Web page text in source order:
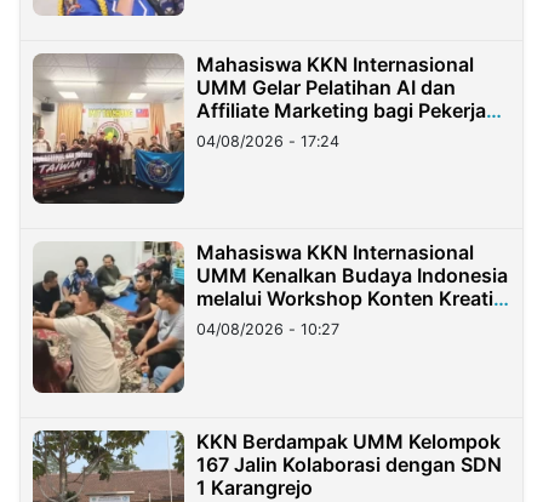
Mahasiswa KKN Internasional
UMM Gelar Pelatihan AI dan
Affiliate Marketing bagi Pekerja
Migran Indonesia di Taiwan
04/08/2026 - 17:24
Mahasiswa KKN Internasional
UMM Kenalkan Budaya Indonesia
melalui Workshop Konten Kreatif
di Taiwan
04/08/2026 - 10:27
KKN Berdampak UMM Kelompok
167 Jalin Kolaborasi dengan SDN
1 Karangrejo